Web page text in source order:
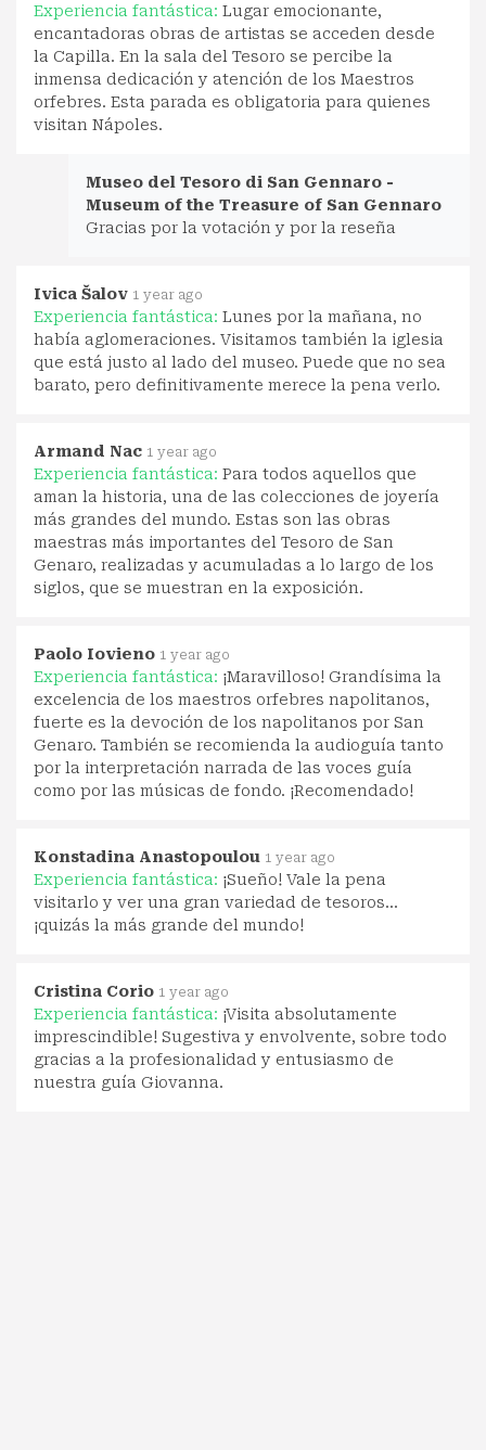
Experiencia fantástica: Lugar emocionante,
encantadoras obras de artistas se acceden desde
la Capilla. En la sala del Tesoro se percibe la
inmensa dedicación y atención de los Maestros
orfebres. Esta parada es obligatoria para quienes
visitan Nápoles.
Museo del Tesoro di San Gennaro -
Museum of the Treasure of San Gennaro
Gracias por la votación y por la reseña
Ivica Šalov 1 year ago
Experiencia fantástica: Lunes por la mañana, no
había aglomeraciones. Visitamos también la iglesia
que está justo al lado del museo. Puede que no sea
barato, pero definitivamente merece la pena verlo.
Armand Nac 1 year ago
Experiencia fantástica: Para todos aquellos que
aman la historia, una de las colecciones de joyería
más grandes del mundo. Estas son las obras
maestras más importantes del Tesoro de San
Genaro, realizadas y acumuladas a lo largo de los
siglos, que se muestran en la exposición.
Paolo Iovieno 1 year ago
Experiencia fantástica: ¡Maravilloso! Grandísima la
excelencia de los maestros orfebres napolitanos,
fuerte es la devoción de los napolitanos por San
Genaro. También se recomienda la audioguía tanto
por la interpretación narrada de las voces guía
como por las músicas de fondo. ¡Recomendado!
Konstadina Anastopoulou 1 year ago
Experiencia fantástica: ¡Sueño! Vale la pena
visitarlo y ver una gran variedad de tesoros...
¡quizás la más grande del mundo!
Cristina Corio 1 year ago
Experiencia fantástica: ¡Visita absolutamente
imprescindible! Sugestiva y envolvente, sobre todo
gracias a la profesionalidad y entusiasmo de
nuestra guía Giovanna.